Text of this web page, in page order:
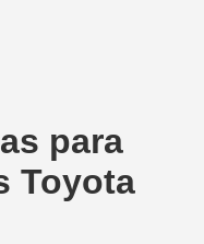
para
Toyota